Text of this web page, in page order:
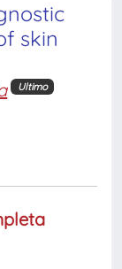
skin
Ultimo